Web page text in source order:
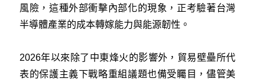
風險，這種外部衝擊內部化的現象，正考驗著台灣
半導體產業的成本轉嫁能力與能源韌性。
2026年以來除了中東烽火的影響外，貿易壁壘所代
表的保護主義下戰略重組議題也備受矚目，儘管美